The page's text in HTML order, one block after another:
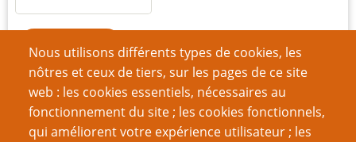
Nous utilisons différents types de cookies, les
nôtres et ceux de tiers, sur les pages de ce site
web : les cookies essentiels, nécessaires au
fonctionnement du site ; les cookies fonctionnels,
qui améliorent votre expérience utilisateur ; les
Créer un nouveau compte
Réinitialiser votre mot de passe